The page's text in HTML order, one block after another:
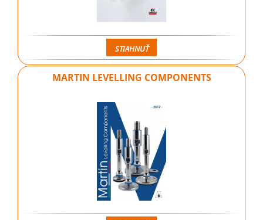
STIAHNUŤ
MARTIN LEVELLING COMPONENTS